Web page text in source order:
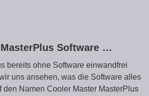
Software …
bereits ohne Software einwandfrei
uns ansehen, was die Software alles
den Namen Cooler Master MasterPlus